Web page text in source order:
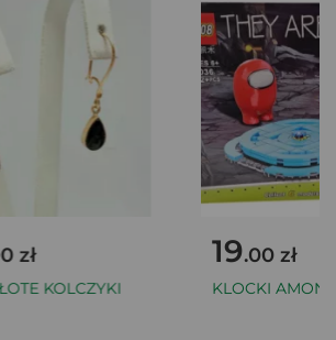
KOLCZYKI
19.00 zł
KLOCKI AMONG